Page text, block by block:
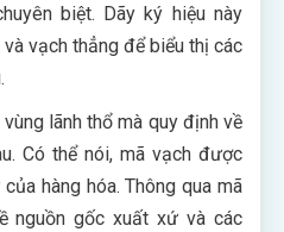
biệt. Dãy ký hiệu này
vạch thẳng để biểu thị các
lãnh thổ mà quy định về
Có thể nói, mã vạch được
hàng hóa. Thông qua mã
nguồn gốc xuất xứ và các